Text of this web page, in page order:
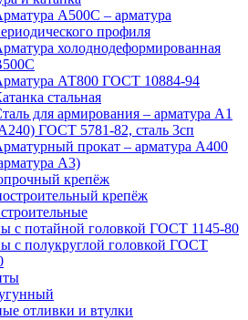
А500С – арматура
профиля
холоднодеформированная
АТ800 ГОСТ 10884-94
стальная
для армирования – арматура А1
ГОСТ 5781-82, сталь 3сп
прокат – арматура А400
А3)
крепёж
крепёж
с потайной головкой ГОСТ 1145-80
с полукруглой головкой ГОСТ
отливки и втулки